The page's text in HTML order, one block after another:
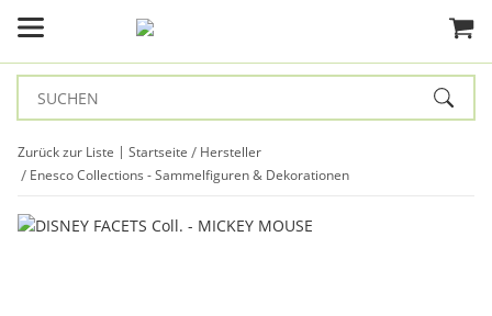
Zurück zur Liste Startseite
Hersteller
Enesco Collections - Sammelfiguren & Dekorationen